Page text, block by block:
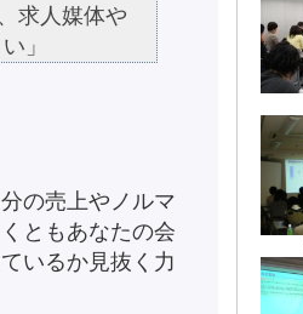
求人媒体や
」
の売上やノルマ
ともあなたの会
いるか見抜く力